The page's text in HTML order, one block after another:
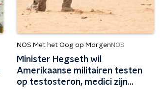
NOS Met het Oog op Morgen NOS
Minister Hegseth wil
Amerikaanse militairen testen
op testosteron, medici zijn